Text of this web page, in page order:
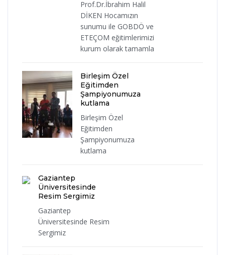
Prof.Dr.İbrahim Halil
DİKEN Hocamızın
sunumu ile GOBDÖ ve
ETEÇOM eğitimlerimizi
kurum olarak tamamla
Birleşim Özel
Eğitimden
Şampiyonumuza
kutlama
Birleşim Özel
Eğitimden
Şampiyonumuza
kutlama
Gaziantep
Üniversitesinde
Resim Sergimiz
Gaziantep
Üniversitesinde Resim
Sergimiz